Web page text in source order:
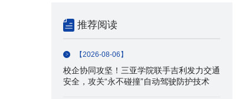
推荐阅读
【2026-08-06】
校企协同攻坚！三亚学院联手吉利发力交通
安全，攻关“永不碰撞”自动驾驶防护技术